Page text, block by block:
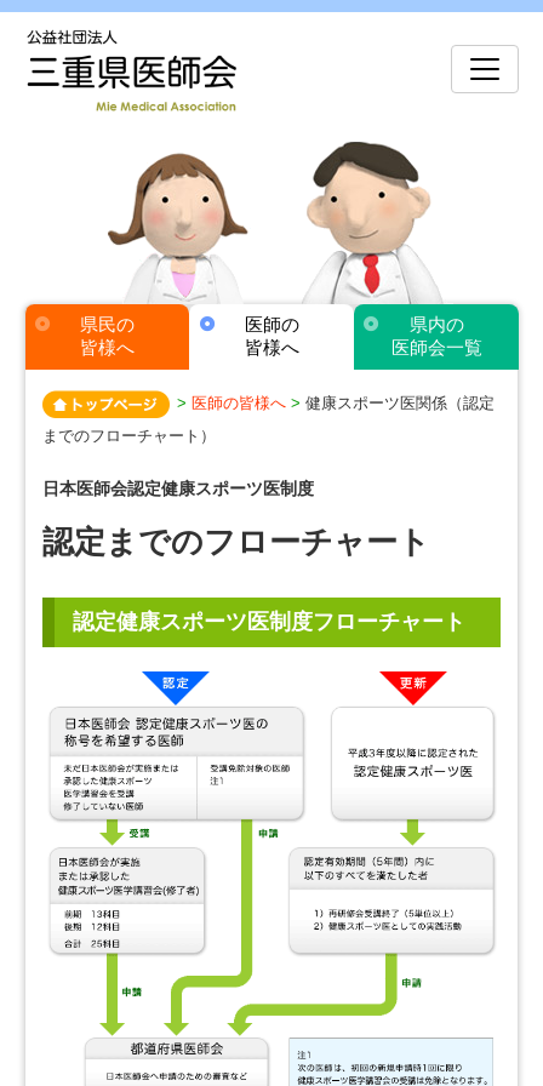
県民の
皆様へ
医師の
皆様へ
県内の
医師会一覧
> 医師の皆様へ > 健康スポーツ医関係（認定
までのフローチャート）
日本医師会認定健康スポーツ医制度
認定までのフローチャート
認定健康スポーツ医制度フローチャート